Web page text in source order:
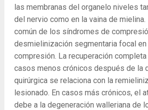
las membranas del organelo niveles
del nervio como en la vaina de
común de los síndromes de
desmielinización segmentaria focal en
compresión. La recuperación
casos menos crónicos después de la
quirúrgica se relaciona con la
lesionado. En casos más crónicos, el
debe a la degeneración walleriana de